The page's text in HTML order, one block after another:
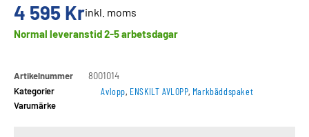
4 595 Krinkl. moms
Normal leveranstid 2-5 arbetsdagar
Artikelnummer
8001014
Kategorier
Avlopp, ENSKILT AVLOPP, Markbäddspaket
Varumärke